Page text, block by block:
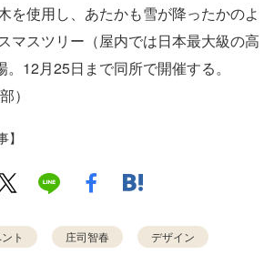
を使用し、あたかも雪が降ったかのよ
マスツリー（屋内では日本最大級の高
12月25日まで同所で開催する。
）
ト 庄司智春 デザイン